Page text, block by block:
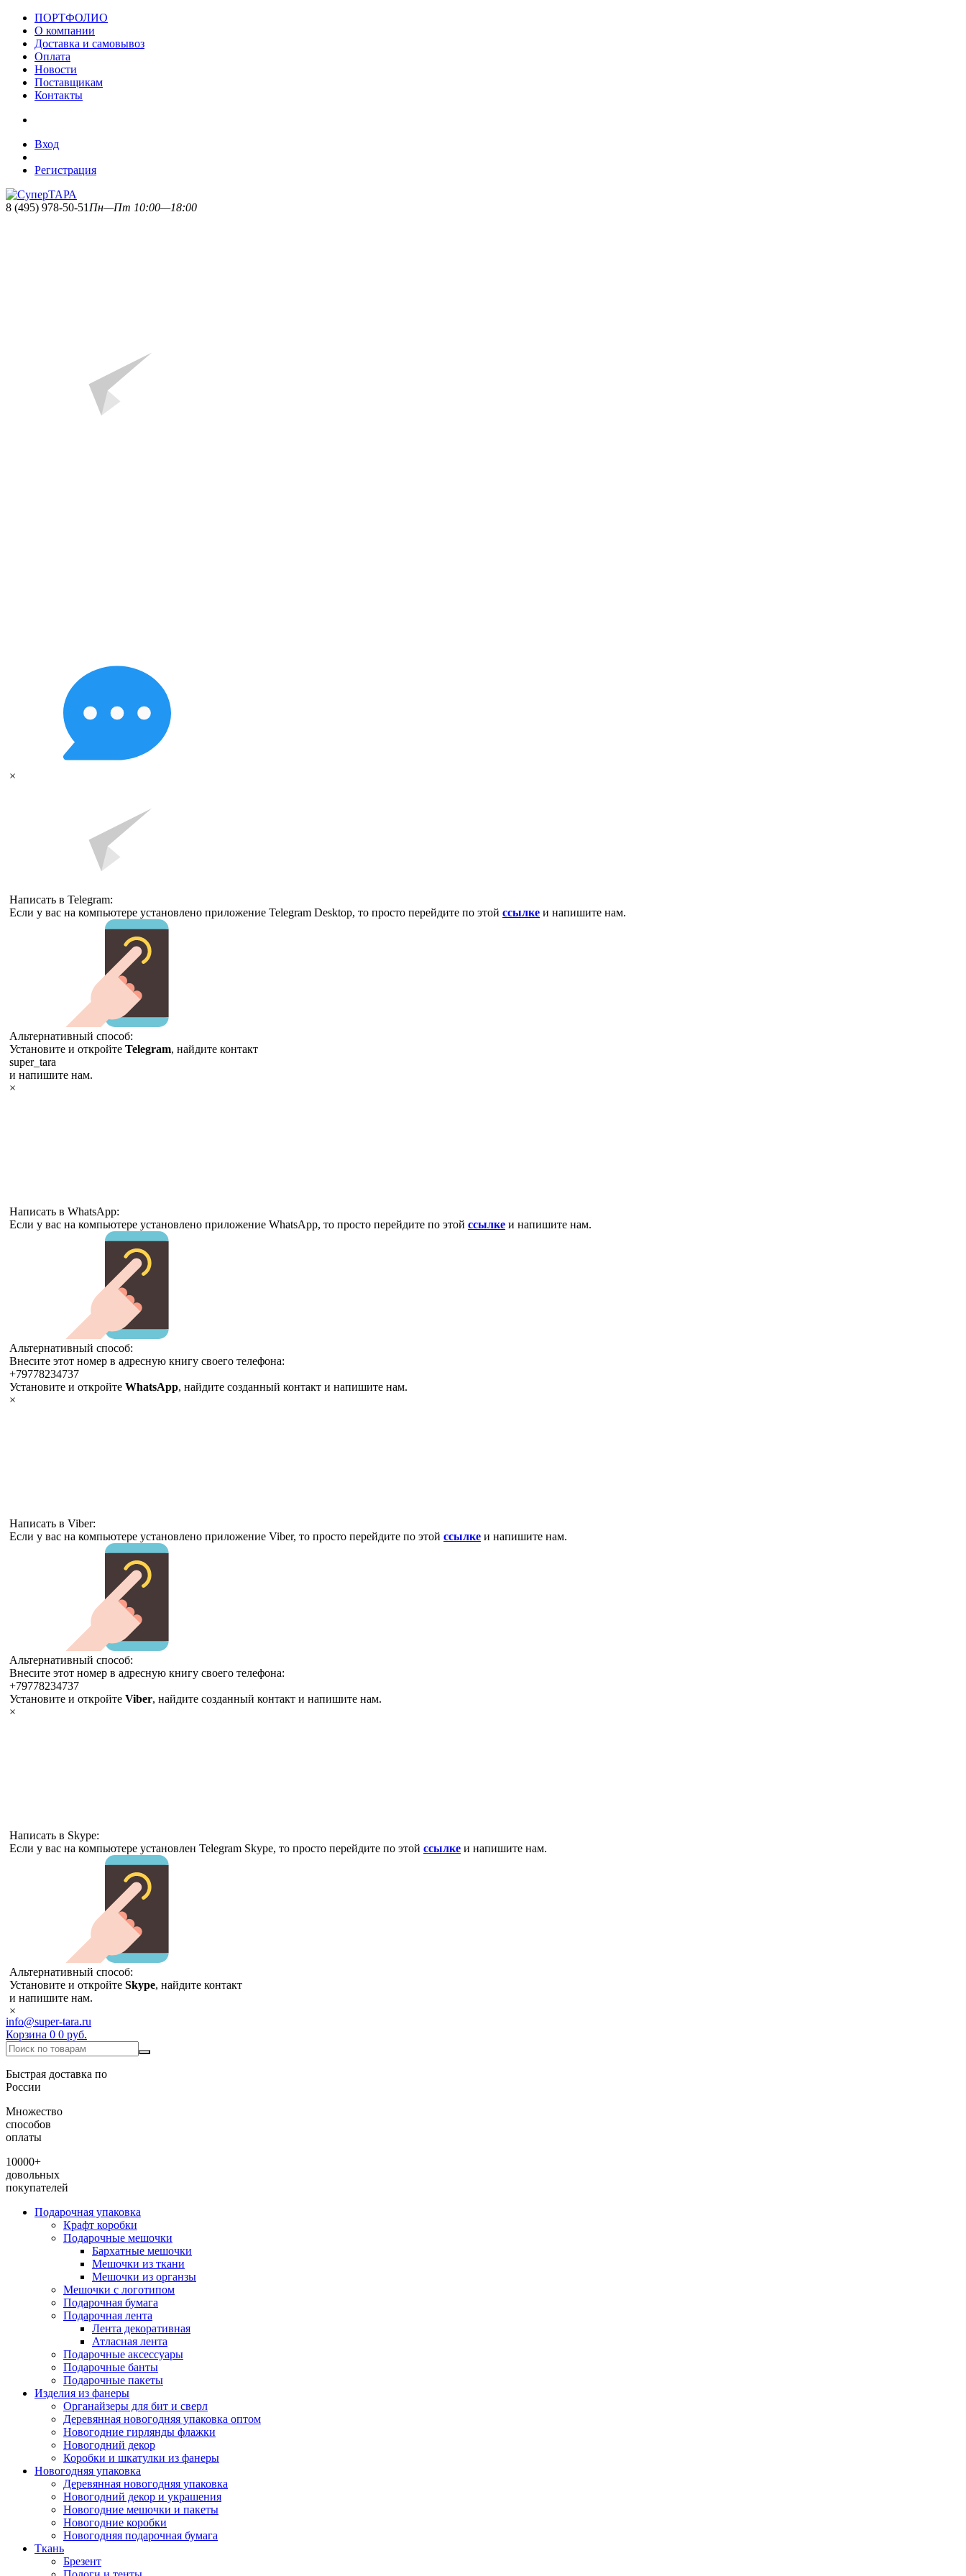
ПОРТФОЛИО
О компании
Доставка и самовывоз
Оплата
Новости
Поставщикам
Контакты
Вход
Регистрация
8 (495) 978-50-51 Пн—Пт 10:00—18:00
×
Написать в Telegram:
Если у вас на компьютере установлено приложение Telegram Desktop, то просто перейдите по этой ссылке и напишите нам.
Альтернативный способ:
Установите и откройте Telegram, найдите контакт
super_tara
и напишите нам.
×
Написать в WhatsApp:
Если у вас на компьютере установлено приложение WhatsApp, то просто перейдите по этой ссылке и напишите нам.
Альтернативный способ:
Внесите этот номер в адресную книгу своего телефона:
+79778234737
Установите и откройте WhatsApp, найдите созданный контакт и напишите нам.
×
Написать в Viber:
Если у вас на компьютере установлено приложение Viber, то просто перейдите по этой ссылке и напишите нам.
Альтернативный способ:
Внесите этот номер в адресную книгу своего телефона:
+79778234737
Установите и откройте Viber, найдите созданный контакт и напишите нам.
×
Написать в Skype:
Если у вас на компьютере установлен Telegram Skype, то просто перейдите по этой ссылке и напишите нам.
Альтернативный способ:
Установите и откройте Skype, найдите контакт
и напишите нам.
×
info@super-tara.ru
Корзина 0 0 руб.
Быстрая доставка по
России
Множество
способов
оплаты
10000+
довольных
покупателей
Подарочная упаковка
Крафт коробки
Подарочные мешочки
Бархатные мешочки
Мешочки из ткани
Мешочки из органзы
Мешочки с логотипом
Подарочная бумага
Подарочная лента
Лента декоративная
Атласная лента
Подарочные аксессуары
Подарочные банты
Подарочные пакеты
Изделия из фанеры
Органайзеры для бит и сверл
Деревянная новогодняя упаковка оптом
Новогодние гирлянды флажки
Новогодний декор
Коробки и шкатулки из фанеры
Новогодняя упаковка
Деревянная новогодняя упаковка
Новогодний декор и украшения
Новогодние мешочки и пакеты
Новогодние коробки
Новогодняя подарочная бумага
Ткань
Брезент